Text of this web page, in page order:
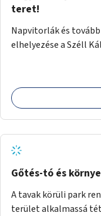
teret!
Napvitorlák és
elhelyezése a Széll
Gőtés-tó és
A tavak körüli park
terület alkalmassá